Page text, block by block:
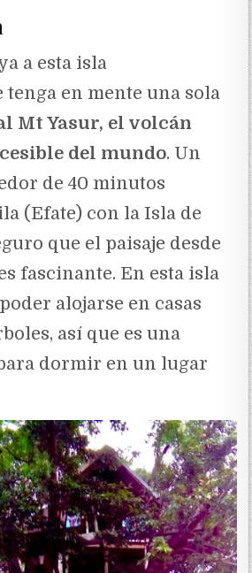
a esta isla
tenga en mente una sola
Mt Yasur, el volcán
del mundo. Un
de 40 minutos
(Efate) con la Isla de
que el paisaje desde
fascinante. En esta isla
alojarse en casas
así que es una
dormir en un lugar